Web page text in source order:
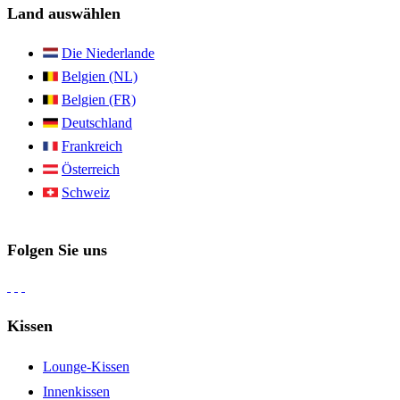
Land auswählen
Die Niederlande
Belgien (NL)
Belgien (FR)
Deutschland
Frankreich
Österreich
Schweiz
Folgen Sie uns
Kissen
Lounge-Kissen
Innenkissen